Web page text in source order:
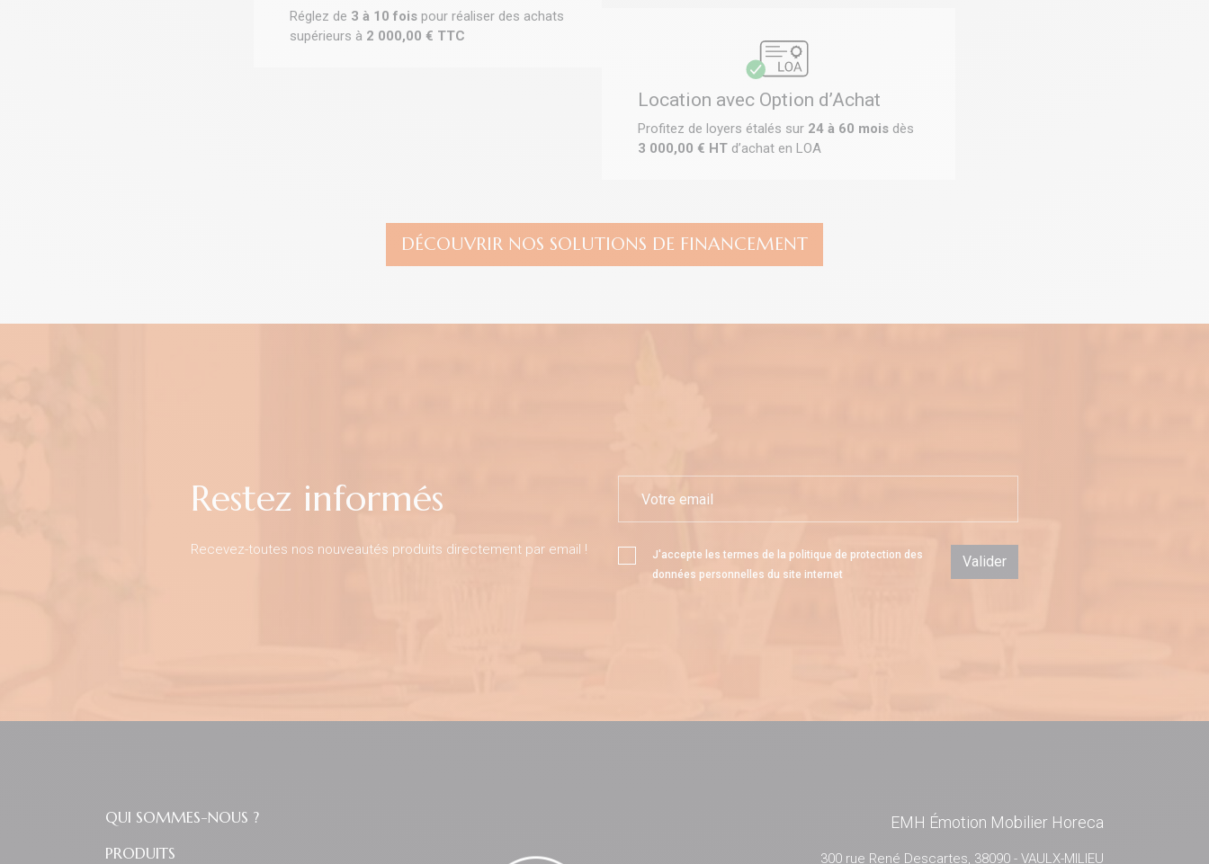
Réglez de 3 à 10 fois pour réaliser des achats
supérieurs à 2 000,00 € TTC
Location avec Option d’Achat
Profitez de loyers étalés sur 24 à 60 moisdès
3 000,00 € HTd’achat en LOA
DÉCOUVRIR NOS SOLUTIONS DE FINANCEMENT
Restez informés
Recevez-toutes nos nouveautés produits directement par email ! J'accepte les termes de la politique de protection des
données personnelles du site internet
Valider
EMH Émotion Mobilier Horeca
300 rue René Descartes, 38090 - VAULX-MILIEU
QUI SOMMES-NOUS ?
PRODUITS